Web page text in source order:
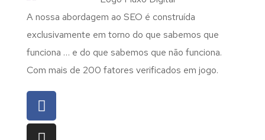
A nossa abordagem ao SEO é construída
exclusivamente em torno do que sabemos que
funciona … e do que sabemos que não funciona.
Com mais de 200 fatores verificados em jogo.